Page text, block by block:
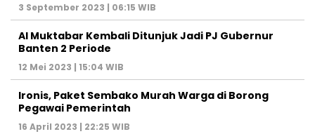
3 September 2023 | 06:15 WIB
Al Muktabar Kembali Ditunjuk Jadi PJ Gubernur
Banten 2 Periode
12 Mei 2023 | 15:04 WIB
Ironis, Paket Sembako Murah Warga di Borong
Pegawai Pemerintah
16 April 2023 | 22:25 WIB